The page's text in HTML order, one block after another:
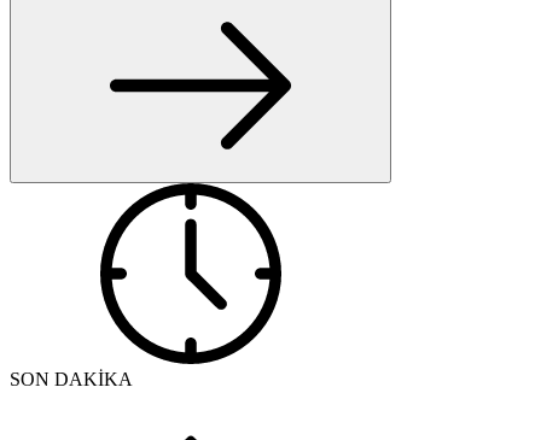
SON DAKİKA